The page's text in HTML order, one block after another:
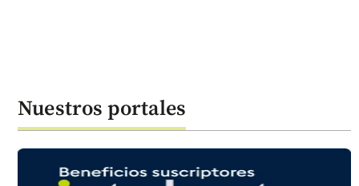
Nuestros portales